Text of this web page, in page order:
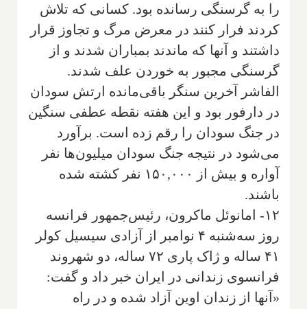
را به گرسنگی رسانده بود. کسانی که تلاش
کردند فرار کنند در معرض مرگ و تجاوز قرار
داشتند و آنها که ماندند بمباران شدند و از
گرسنگی مجبور به خوردن علف شدند.
الفاشر آخرین سنگر باقی‌مانده ارتش سودان
در دارفور بود و این هفته نقطه عطفی سنگین
در جنگ سودان را رقم زده است. برآورد
می‌شود در نتیجه جنگ سودان میلیون‌ها نفر
آواره و بیش از ۱۵۰,۰۰۰ نفر کشته شده
باشند.
۱۲- امانوئل ماکرون، رئیس‌جمهور فرانسه
روز سه‌شنبه ۴ نوامبر از آزادی سیسیل کولر
۴۱ ساله و ژاک پاری ۷۲ ساله، دو شهروند
فرانسوی زندانی در ایران خبر داد و گفت:
«آنها از زندان اوین آزاد شده و در راه